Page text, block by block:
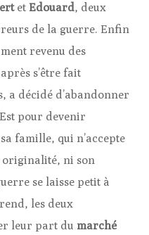
et Edouard, deux
de la guerre. Enfin
revenu des
s’être fait
a décidé d’abandonner
pour devenir
famille, qui n’accepte
originalité, ni son
se laisse petit à
les deux
leur part du marché